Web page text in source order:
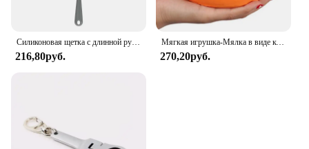
Силиконовая щетка с длинной ручкой для чистки бутылок
216,80руб.
Мягкая игрушка-Мялка в виде кошачьего лица с гамбургерами, искусственный хлеб, ароматизированные мягкие медленно восстанавливающие форму игрушки-сжималки для снятия стресса, детская игрушка, рождественский подарок
270,20руб.